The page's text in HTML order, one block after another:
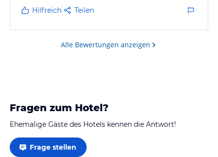
Hilfreich Teilen
Alle Bewertungen anzeigen
Fragen zum Hotel?
Ehemalige Gäste des Hotels kennen die Antwort!
Frage stellen